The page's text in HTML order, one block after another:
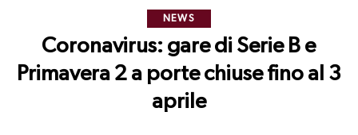
NEWS
Coronavirus: gare di Serie B e
Primavera 2 a porte chiuse fino al 3
aprile